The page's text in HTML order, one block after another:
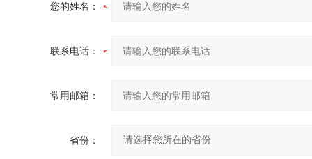
您的姓名：
联系电话：
常用邮箱：
省份：